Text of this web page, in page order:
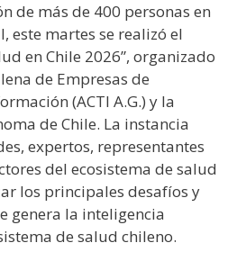
de más de 400 personas en
este martes se realizó el
en Chile 2026”, organizado
de Empresas de
(ACTI A.G.) y la
de Chile. La instancia
expertos, representantes
del ecosistema de salud
los principales desafíos y
genera la inteligencia
de salud chileno.